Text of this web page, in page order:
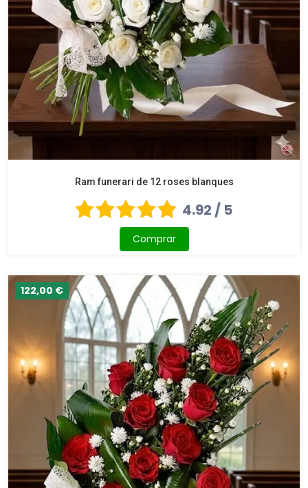
Ram funerari de 12 roses blanques
4.92 / 5
Comprar
122,00 €